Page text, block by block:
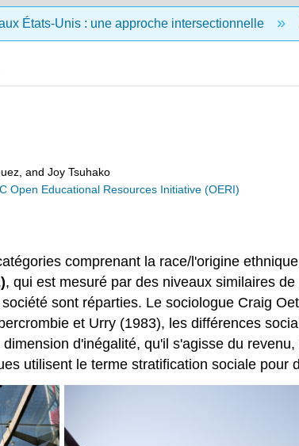
États-Unis : une approche intersectionnelle
and Joy Tsuhako
Open Educational Resources Initiative (OERI)
comprenant la race/l'origine
, qui est mesuré par des niveaux similaires
sont réparties. Le sociologue Craig
et Urry (1983), les différences
d'inégalité, qu'il s'agisse du
utilisent le terme stratification sociale pour